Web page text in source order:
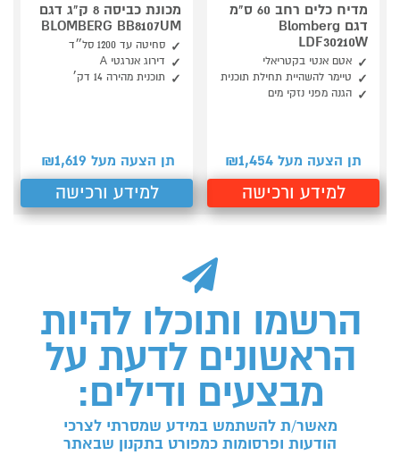
מדיח כלים רחב 60 ס"מ
דגם Blomberg
LDF30210W
אטם אנטי בקטריאלי
טיימר להשהיית תחילת תוכנית
הגנה מפני נזקי מים
תן הצעה מעל ₪ 1,454
למידע ורכישה
מכונת כביסה 8 ק"ג דגם
BLOMBERG BB8107UM
סחיטה עד ‎1200 סל״ד
דירוג אנרגטי ‎A
תוכנית מהירה ‎14 דק׳
תן הצעה מעל ₪ 1,619
למידע ורכישה
הרשמו ותוכלו להיות
הראשונים לדעת על
מבצעים ודילים:
מאשר/ת להשתמש במידע שמסרתי לצרכי
הודעות ופרסומות כמפורט בתקנון שבאתר